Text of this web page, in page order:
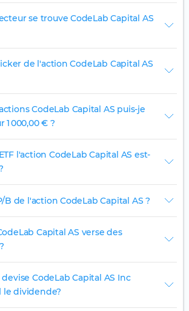
se trouve CodeLab Capital AS
de l'action CodeLab Capital AS
CodeLab Capital AS puis-je
1 000,00 € ?
l'action CodeLab Capital AS est-
B de l'action CodeLab Capital AS ?
Capital AS verse des
CodeLab Capital AS Inc
dividende?